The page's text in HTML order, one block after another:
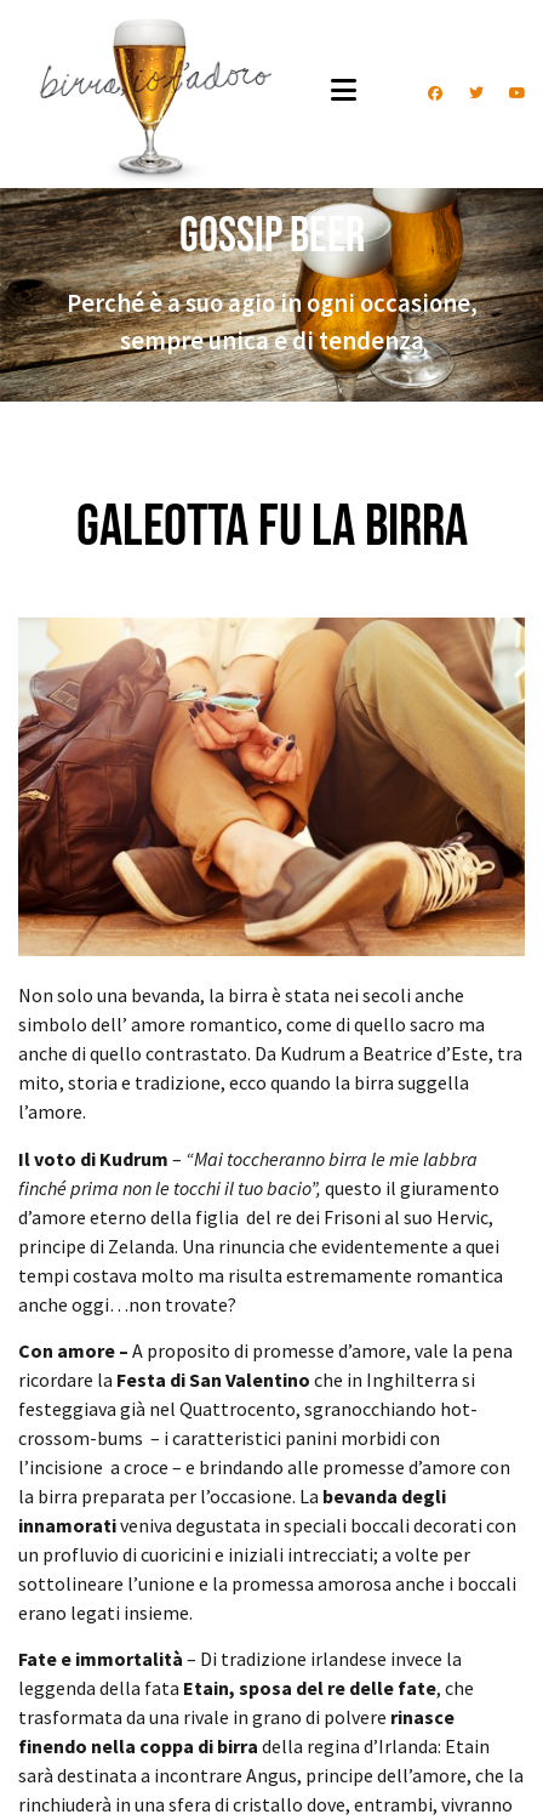
Gossip Beer
Perché è a suo agio in ogni occasione,
sempre unica e di tendenza
Galeotta fu la birra
Non solo una bevanda, la birra è stata nei secoli anche
simbolo dell’ amore romantico, come di quello sacro ma
anche di quello contrastato. Da Kudrum a Beatrice d’Este, tra
mito, storia e tradizione, ecco quando la birra suggella
l’amore.
Il voto di Kudrum – “Mai toccheranno birra le mie labbra
finché prima non le tocchi il tuo bacio”, questo il giuramento
d’amore eterno della figlia del re dei Frisoni al suo Hervic,
principe di Zelanda. Una rinuncia che evidentemente a quei
tempi costava molto ma risulta estremamente romantica
anche oggi…non trovate?
Con amore – A proposito di promesse d’amore, vale la pena
ricordare la Festa di San Valentino che in Inghilterra si
festeggiava già nel Quattrocento, sgranocchiando hot-
crossom-bums – i caratteristici panini morbidi con
l’incisione a croce – e brindando alle promesse d’amore con
la birra preparata per l’occasione. La bevanda degli
innamorativeniva degustata in speciali boccali decorati con
un profluvio di cuoricini e iniziali intrecciati; a volte per
sottolineare l’unione e la promessa amorosa anche i boccali
erano legati insieme.
Fate e immortalità – Di tradizione irlandese invece la
leggenda della fata Etain, sposa del re delle fate, che
trasformata da una rivale in grano di polvere rinasce
finendo nella coppa di birra della regina d’Irlanda: Etain
sarà destinata a incontrare Angus, principe dell’amore, che la
rinchiuderà in una sfera di cristallo dove, entrambi, vivranno